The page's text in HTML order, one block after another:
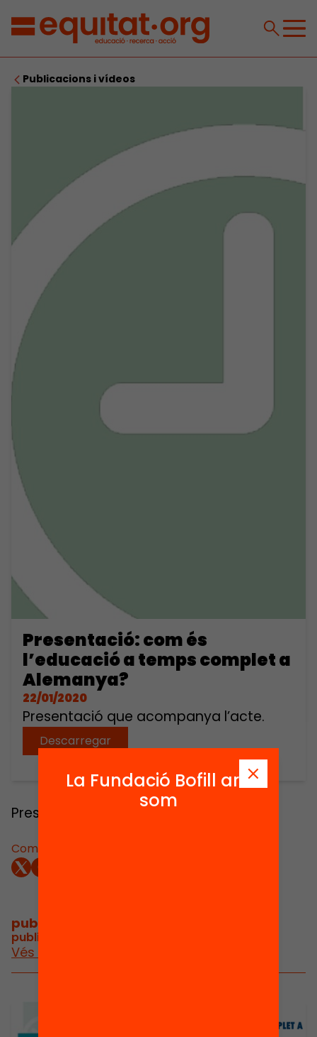
Publicacions i vídeos
Presentació: com és
l’educació a temps complet a
Alemanya?
22/01/2020
Presentació que acompanya l’acte.
Descarregar
Comparteix:
Presentació que acompanya l’acte.
publicacions i vídeos
publicacions i vídeos relacionats
Vés a publicacions i vídeos
La Fundació Bofill ara
som